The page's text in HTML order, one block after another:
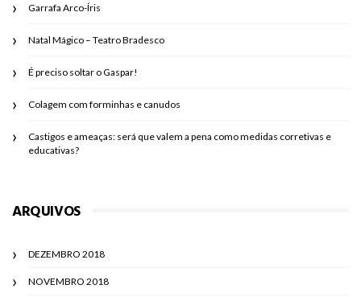
Garrafa Arco-Íris
Natal Mágico – Teatro Bradesco
É preciso soltar o Gaspar!
Colagem com forminhas e canudos
Castigos e ameaças: será que valem a pena como medidas corretivas e
educativas?
ARQUIVOS
DEZEMBRO 2018
NOVEMBRO 2018